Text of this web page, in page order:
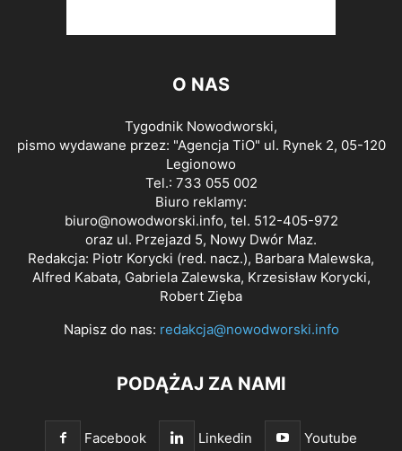
O NAS
Tygodnik Nowodworski,
pismo wydawane przez: "Agencja TiO" ul. Rynek 2, 05-120
Legionowo
Tel.: 733 055 002
Biuro reklamy:
biuro@nowodworski.info, tel. 512-405-972
oraz ul. Przejazd 5, Nowy Dwór Maz.
Redakcja: Piotr Korycki (red. nacz.), Barbara Malewska,
Alfred Kabata, Gabriela Zalewska, Krzesisław Korycki,
Robert Zięba
Napisz do nas: redakcja@nowodworski.info
PODĄŻAJ ZA NAMI
Facebook Linkedin Youtube